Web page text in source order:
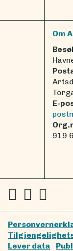
Om
E-
919
Lever data